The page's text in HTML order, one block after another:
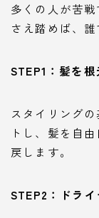
多くの人が苦
さえ踏めば、誰
STEP1：髪を
スタイリング
トし、髪を自
戻します。
STEP2：ドラ